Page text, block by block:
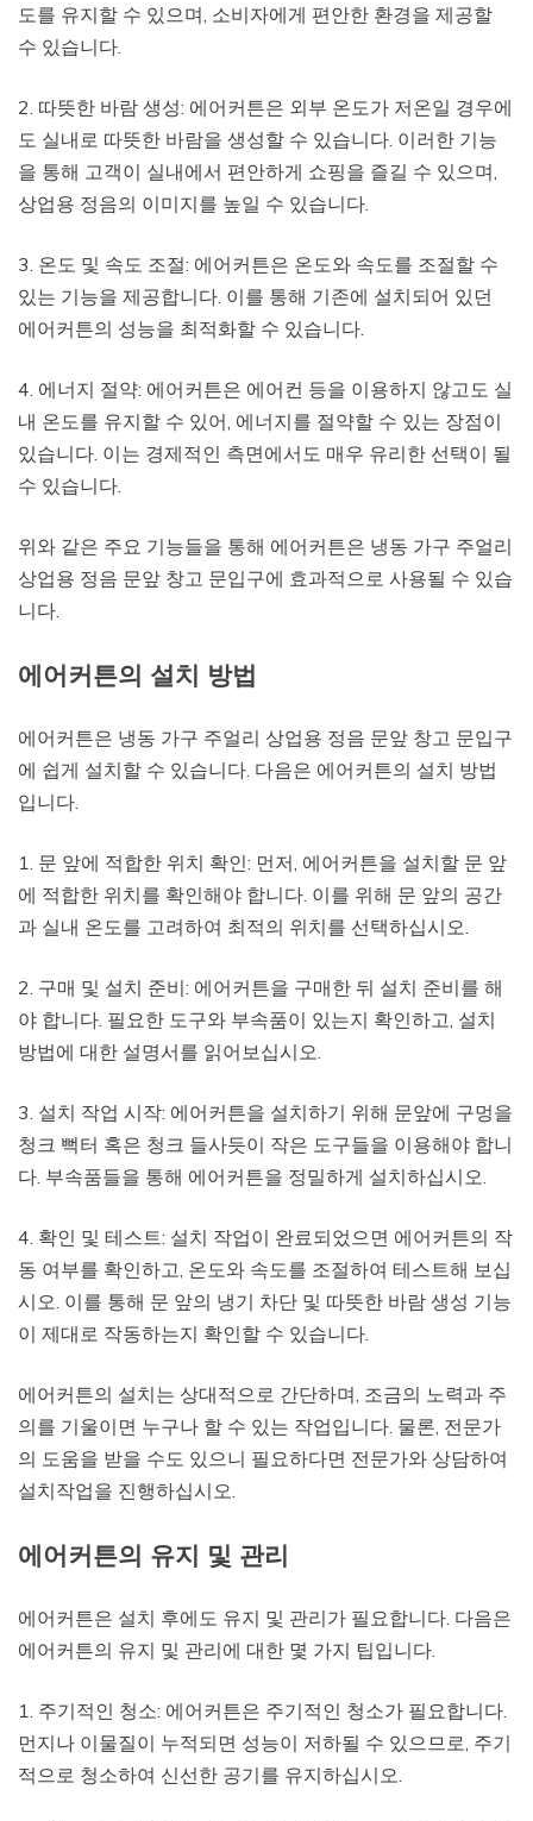
도를 유지할 수 있으며, 소비자에게 편안한 환경을 제공할
수 있습니다.
2. 따뜻한 바람 생성: 에어커튼은 외부 온도가 저온일 경우에
도 실내로 따뜻한 바람을 생성할 수 있습니다. 이러한 기능
을 통해 고객이 실내에서 편안하게 쇼핑을 즐길 수 있으며,
상업용 정음의 이미지를 높일 수 있습니다.
3. 온도 및 속도 조절: 에어커튼은 온도와 속도를 조절할 수
있는 기능을 제공합니다. 이를 통해 기존에 설치되어 있던
에어커튼의 성능을 최적화할 수 있습니다.
4. 에너지 절약: 에어커튼은 에어컨 등을 이용하지 않고도 실
내 온도를 유지할 수 있어, 에너지를 절약할 수 있는 장점이
있습니다. 이는 경제적인 측면에서도 매우 유리한 선택이 될
수 있습니다.
위와 같은 주요 기능들을 통해 에어커튼은 냉동 가구 주얼리
상업용 정음 문앞 창고 문입구에 효과적으로 사용될 수 있습
니다.
에어커튼의 설치 방법
에어커튼은 냉동 가구 주얼리 상업용 정음 문앞 창고 문입구
에 쉽게 설치할 수 있습니다. 다음은 에어커튼의 설치 방법
입니다.
1. 문 앞에 적합한 위치 확인: 먼저, 에어커튼을 설치할 문 앞
에 적합한 위치를 확인해야 합니다. 이를 위해 문 앞의 공간
과 실내 온도를 고려하여 최적의 위치를 선택하십시오.
2. 구매 및 설치 준비: 에어커튼을 구매한 뒤 설치 준비를 해
야 합니다. 필요한 도구와 부속품이 있는지 확인하고, 설치
방법에 대한 설명서를 읽어보십시오.
3. 설치 작업 시작: 에어커튼을 설치하기 위해 문앞에 구멍을
청크 뻑터 혹은 청크 들사듯이 작은 도구들을 이용해야 합니
다. 부속품들을 통해 에어커튼을 정밀하게 설치하십시오.
4. 확인 및 테스트: 설치 작업이 완료되었으면 에어커튼의 작
동 여부를 확인하고, 온도와 속도를 조절하여 테스트해 보십
시오. 이를 통해 문 앞의 냉기 차단 및 따뜻한 바람 생성 기능
이 제대로 작동하는지 확인할 수 있습니다.
에어커튼의 설치는 상대적으로 간단하며, 조금의 노력과 주
의를 기울이면 누구나 할 수 있는 작업입니다. 물론, 전문가
의 도움을 받을 수도 있으니 필요하다면 전문가와 상담하여
설치작업을 진행하십시오.
에어커튼의 유지 및 관리
에어커튼은 설치 후에도 유지 및 관리가 필요합니다. 다음은
에어커튼의 유지 및 관리에 대한 몇 가지 팁입니다.
1. 주기적인 청소: 에어커튼은 주기적인 청소가 필요합니다.
먼지나 이물질이 누적되면 성능이 저하될 수 있으므로, 주기
적으로 청소하여 신선한 공기를 유지하십시오.